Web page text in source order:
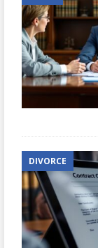
DIVORCE